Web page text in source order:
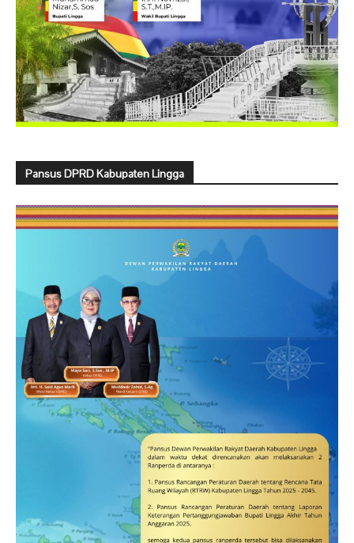
Pansus DPRD Kabupaten Lingga